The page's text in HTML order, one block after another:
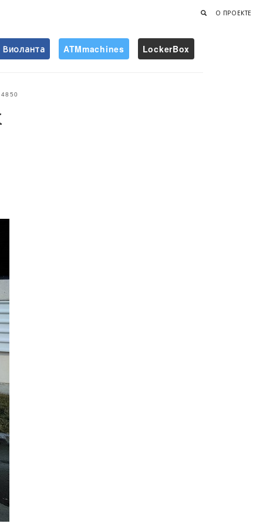
О ПРОЕКТЕ
Виоланта ATMmachines LockerBox
4850